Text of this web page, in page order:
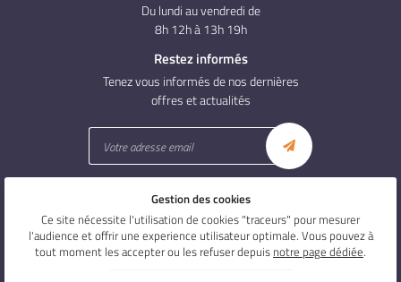
Du lundi au vendredi de
8h 12h à 13h 19h
Restez informés
Tenez vous informés de nos dernières
offres et actualités
Mentions Légales
Conditions générales d'utilisation
Politique de confidentialité
Gestion des cookies
Gestion des cookies
Ce site nécessite l'utilisation de cookies "traceurs" pour mesurer
l'audience et offrir une experience utilisateur optimale. Vous pouvez à
tout moment les accepter ou les refuser depuis notre page dédiée.